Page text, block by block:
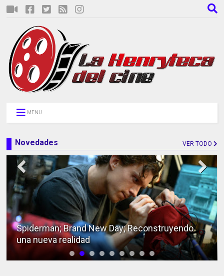
MENU
Novedades VER TODO
Spiderman; Brand New Day; Reconstruyendo
una nueva realidad